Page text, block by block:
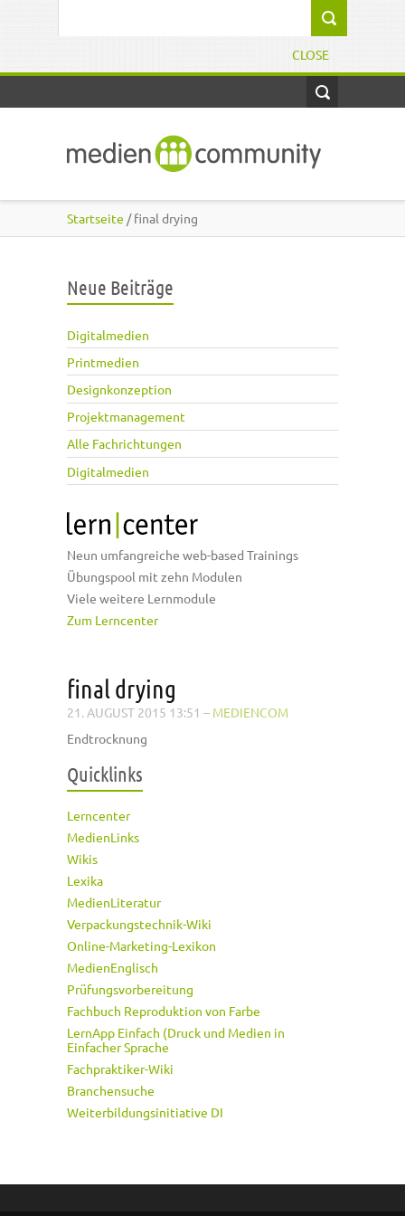
CLOSE
Startseite / final drying
Neue Beiträge
Digitalmedien
Printmedien
Designkonzeption
Projektmanagement
Alle Fachrichtungen
Digitalmedien
Neun umfangreiche web-based Trainings
Übungspool mit zehn Modulen
Viele weitere Lernmodule
Zum Lerncenter
final drying
21. AUGUST 2015 13:51 – MEDIENCOM
Endtrocknung
Quicklinks
Lerncenter
MedienLinks
Wikis
Lexika
MedienLiteratur
Verpackungstechnik-Wiki
Online-Marketing-Lexikon
MedienEnglisch
Prüfungsvorbereitung
Fachbuch Reproduktion von Farbe
LernApp Einfach (Druck und Medien in
Einfacher Sprache
Fachpraktiker-Wiki
Branchensuche
Weiterbildungsinitiative DI